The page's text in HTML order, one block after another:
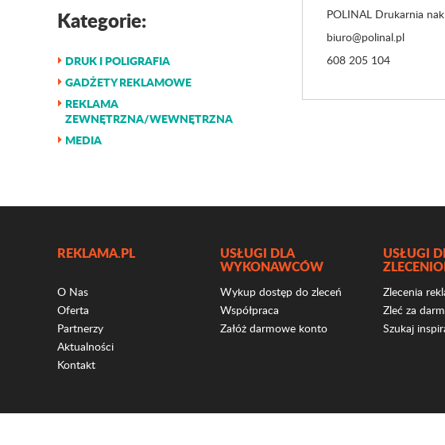
Kategorie:
DRUK I POLIGRAFIA
GADŻETY REKLAMOWE
REKLAMA
ZEWNĘTRZNA/WEWNĘTRZNA
MEDIA
POLINAL Drukarnia
biuro@polinal.pl
608 205 104
REKLAMA.PL
O Nas
Oferta
Partnerzy
Aktualności
Kontakt
USŁUGI DLA
WYKONAWCÓW
Wykup dostęp do zleceń
Współpraca
Załóż darmowe konto
USŁUGI
Zlecenia
Zleć za
Szukaj